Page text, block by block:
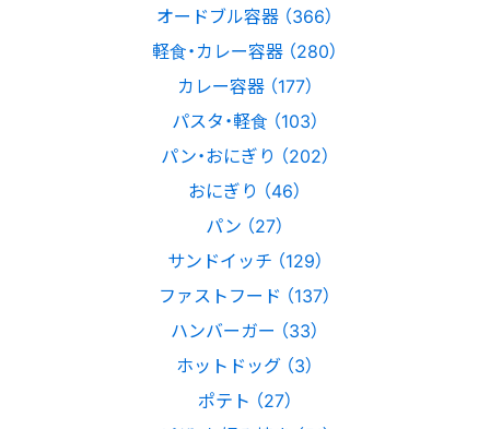
オードブル容器 （366）
軽食・カレー容器 （280）
カレー容器 （177）
パスタ・軽食 （103）
パン・おにぎり （202）
おにぎり （46）
パン （27）
サンドイッチ （129）
ファストフード （137）
ハンバーガー （33）
ホットドッグ （3）
ポテト （27）